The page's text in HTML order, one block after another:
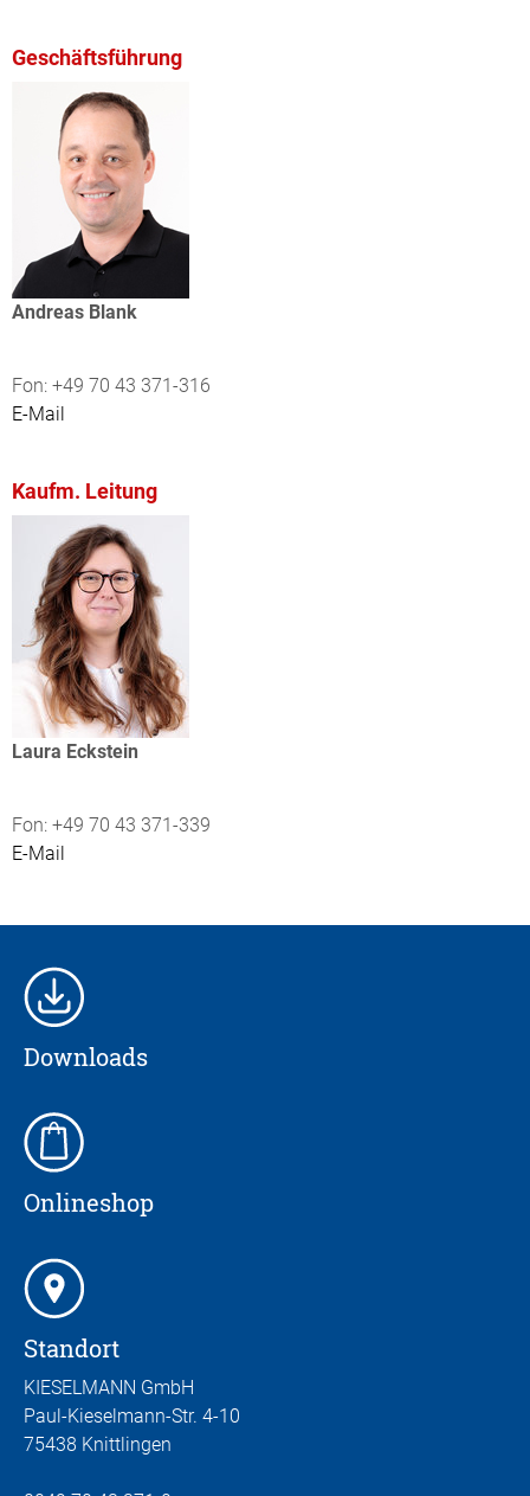
Geschäftsführung
Andreas Blank
Fon: +49 70 43 371-316
E-Mail
Kaufm. Leitung
Laura Eckstein
Fon: +49 70 43 371-339
E-Mail
Downloads
Onlineshop
Standort
KIESELMANN GmbH
Paul-Kieselmann-Str. 4-10
75438 Knittlingen